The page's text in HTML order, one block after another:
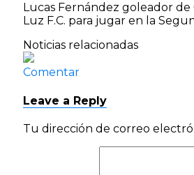
Lucas Fernández goleador
Luz F.C. para jugar en la
Noticias relacionadas
Comentar
Leave a Reply
Tu dirección de correo